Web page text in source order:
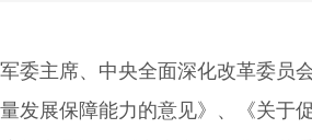
主席、中央全面深化改革委员
发展保障能力的意见》、《关于